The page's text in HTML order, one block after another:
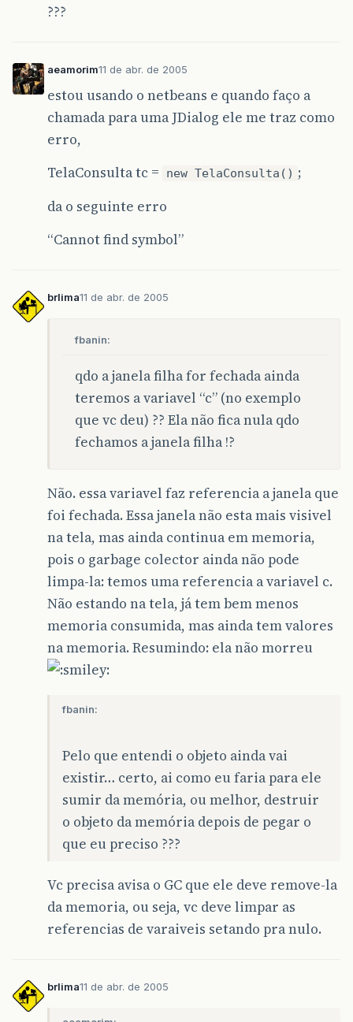
???
aeamorim11 de abr. de 2005
estou usando o netbeans e quando faço a
chamada para uma JDialog ele me traz como
erro,
TelaConsulta tc =
new TelaConsulta() ;
da o seguinte erro
“Cannot find symbol”
brlima11 de abr. de 2005
fbanin:
qdo a janela filha for fechada ainda
teremos a variavel “c” (no exemplo
que vc deu) ?? Ela não fica nula qdo
fechamos a janela filha !?
Não. essa variavel faz referencia a janela que
foi fechada. Essa janela não esta mais visivel
na tela, mas ainda continua em memoria,
pois o garbage colector ainda não pode
limpa-la: temos uma referencia a variavel c.
Não estando na tela, já tem bem menos
memoria consumida, mas ainda tem valores
na memoria. Resumindo: ela não morreu
fbanin:
Pelo que entendi o objeto ainda vai
existir… certo, ai como eu faria para ele
sumir da memória, ou melhor, destruir
o objeto da memória depois de pegar o
que eu preciso ???
Vc precisa avisa o GC que ele deve remove-la
da memoria, ou seja, vc deve limpar as
referencias de varaiveis setando pra nulo.
brlima11 de abr. de 2005